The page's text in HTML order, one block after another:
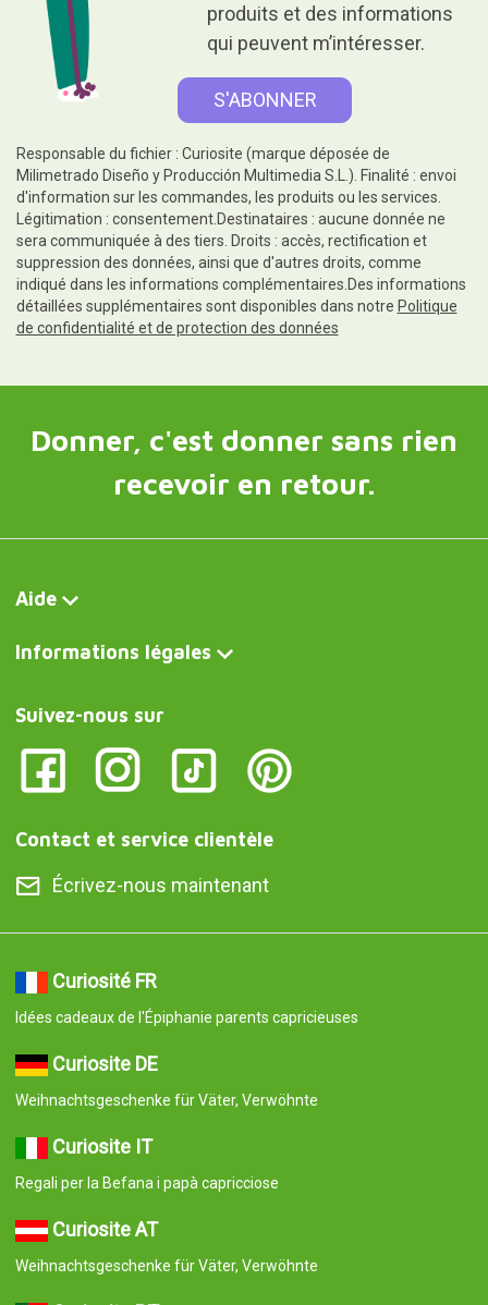
produits et des informations
qui peuvent m’intéresser.
Responsable du fichier : Curiosite (marque déposée de
Milimetrado Diseño y Producción Multimedia S.L.). Finalité : envoi
d'information sur les commandes, les produits ou les services.
Légitimation : consentement.Destinataires : aucune donnée ne
sera communiquée à des tiers. Droits : accès, rectification et
suppression des données, ainsi que d'autres droits, comme
indiqué dans les informations complémentaires.Des informations
détaillées supplémentaires sont disponibles dans notre Politique
de confidentialité et de protection des données
Donner, c'est donner sans rien
recevoir en retour.
Aide
Informations légales
Suivez-nous sur
Contact et service clientèle
Écrivez-nous maintenant
Curiosité FR
Idées cadeaux de l'Épiphanie parents capricieuses
Curiosite DE
Weihnachtsgeschenke für Väter, Verwöhnte
Curiosite IT
Regali per la Befana i papà capricciose
Curiosite AT
Weihnachtsgeschenke für Väter, Verwöhnte